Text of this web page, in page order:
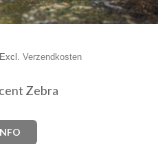
Verzendkosten
Zebra